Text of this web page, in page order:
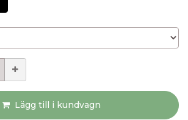
Lägg till i kundvagn